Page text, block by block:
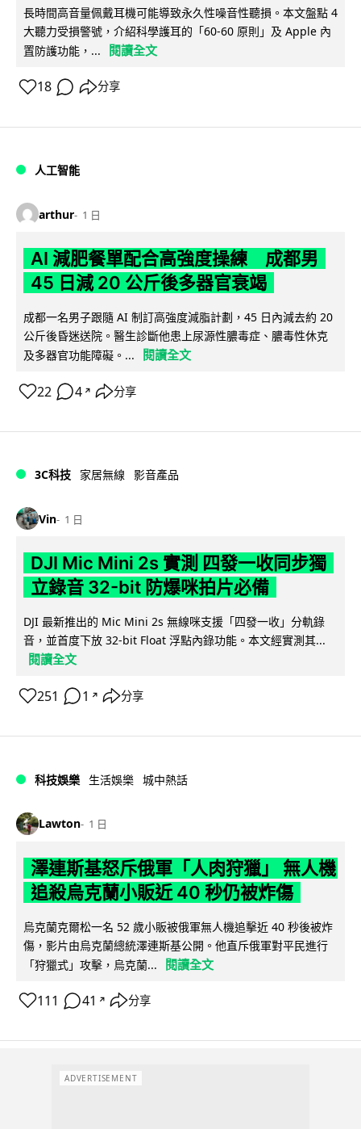
長時間高音量佩戴耳機可能導致永久性噪音性聽損。本文盤點 4
大聽力受損警號，介紹科學護耳的「60-60 原則」及 Apple 內
置防護功能，...
閱讀全文
18 分享
人工智能
arthur 1 日
AI 減肥餐單配合高強度操練 成都男
45 日減 20 公斤後多器官衰竭
成都一名男子跟隨 AI 制訂高強度減脂計劃，45 日內減去約 20
公斤後昏迷送院。醫生診斷他患上尿源性膿毒症、膿毒性休克
及多器官功能障礙。...
閱讀全文
22 4 ↗ 分享
3C科技 家居無線 影音產品
Vin 1 日
DJI Mic Mini 2s 實測 四發一收同步獨
立錄音 32-bit 防爆咪拍片必備
DJI 最新推出的 Mic Mini 2s 無線咪支援「四發一收」分軌錄
音，並首度下放 32-bit Float 浮點內錄功能。本文經實測其...
閱讀全文
251 1 ↗ 分享
科技娛樂 生活娛樂 城中熱話
Lawton 1 日
澤連斯基怒斥俄軍「人肉狩獵」 無人機
追殺烏克蘭小販近 40 秒仍被炸傷
烏克蘭克爾松一名 52 歲小販被俄軍無人機追擊近 40 秒後被炸
傷，影片由烏克蘭總統澤連斯基公開。他直斥俄軍對平民進行
「狩獵式」攻擊，烏克蘭...
閱讀全文
111 41 ↗ 分享
ADVERTISEMENT